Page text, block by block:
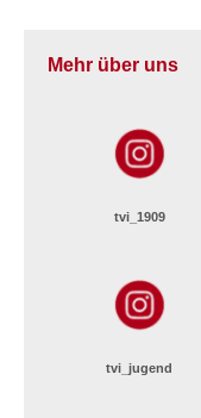
Mehr über uns
tvi_1909
tvi_jugend